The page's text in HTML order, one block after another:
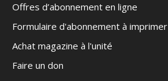
Offres d’abonnement en ligne
Formulaire d'abonnement à imprimer
Achat magazine à l'unité
Faire un don